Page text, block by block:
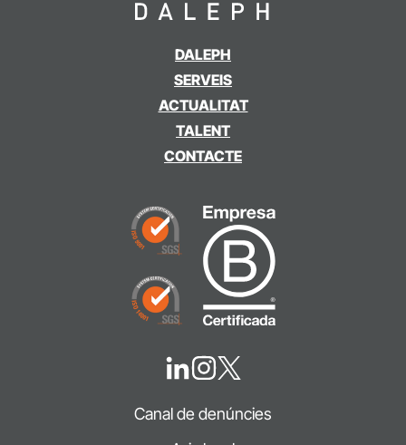
DALEPH
SERVEIS
ACTUALITAT
TALENT
CONTACTE
Canal de denúncies